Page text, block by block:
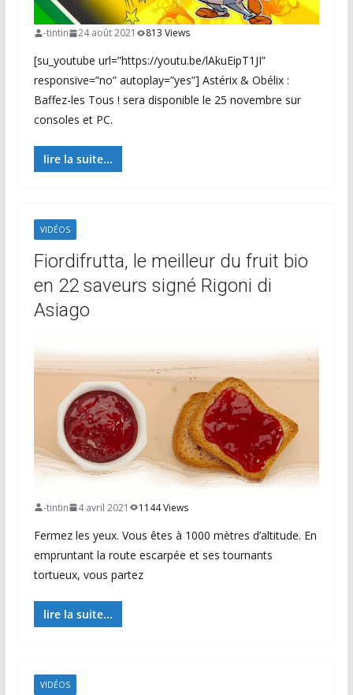
-tintin 24 août 2021 813 Views
[su_youtube url=”https://youtu.be/lAkuEipT1JI”
responsive=”no” autoplay=”yes”] Astérix & Obélix :
Baffez-les Tous ! sera disponible le 25 novembre sur
consoles et PC.
lire la suite...
VIDÉOS
Fiordifrutta, le meilleur du fruit bio
en 22 saveurs signé Rigoni di
Asiago
-tintin 4 avril 2021 1144 Views
Fermez les yeux. Vous êtes à 1000 mètres d’altitude. En
empruntant la route escarpée et ses tournants
tortueux, vous partez
lire la suite...
VIDÉOS